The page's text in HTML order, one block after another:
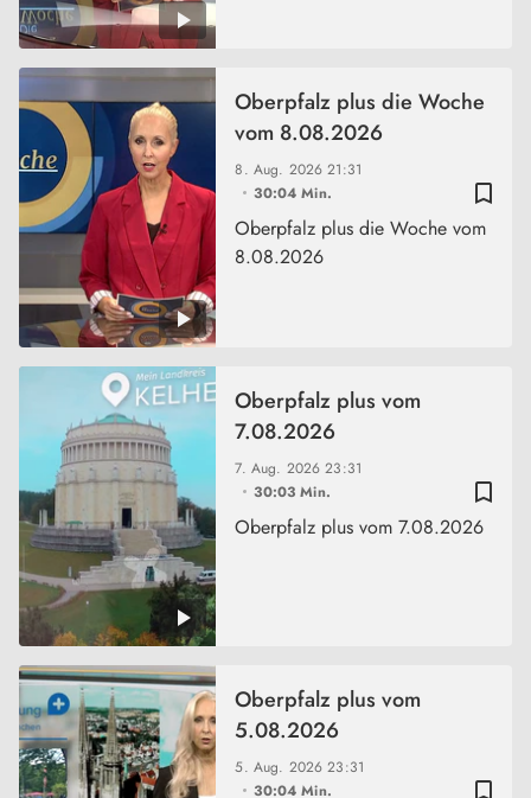
bookmark_border
8. Aug. 202621:31
30:04 Min.
Oberpfalz plus die Woche
vom 8.08.2026
Oberpfalz plus die Woche vom
8.08.2026
bookmark_border
7. Aug. 202623:31
30:03 Min.
Oberpfalz plus vom
7.08.2026
Oberpfalz plus vom 7.08.2026
bookmark_border
5. Aug. 202623:31
30:04 Min.
Oberpfalz plus vom
5.08.2026